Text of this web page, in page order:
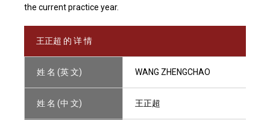
the current practice year.
王正超 的 详 情
姓 名 (英 文) WANG ZHENGCHAO
姓 名 (中 文) 王正超